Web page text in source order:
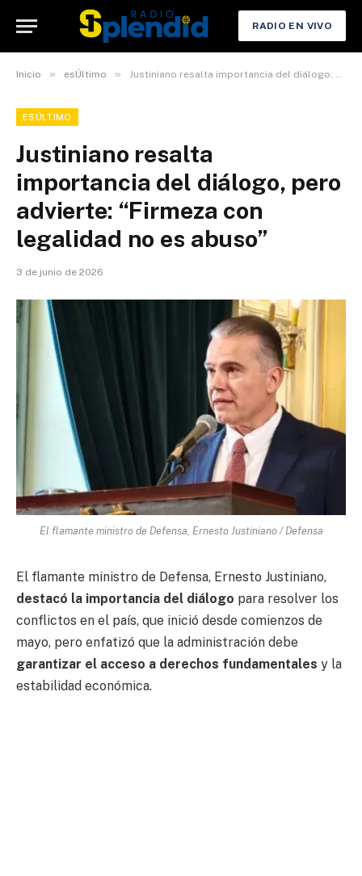
RADIO EN VIVO
Inicio » esÚltimo » Justiniano resalta importancia del diálogo, pero advierte: “Firmeza con legalidad no es abuso”
ESÚLTIMO
Justiniano resalta
importancia del diálogo, pero
advierte: “Firmeza con
legalidad no es abuso”
3 de junio de 2026
El flamante ministro de Defensa, Ernesto Justiniano / Defensa
El flamante ministro de Defensa, Ernesto Justiniano,
destacó la importancia del diálogo para resolver los
conflictos en el país, que inició desde comienzos de
mayo, pero enfatizó que la administración debe
garantizar el acceso a derechos fundamentales y la
estabilidad económica.